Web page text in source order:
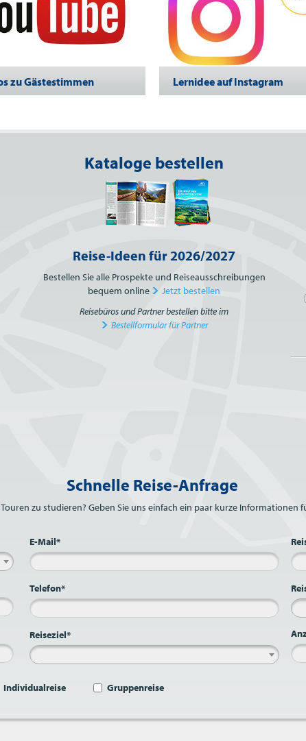
zu Gästestimmen Lernidee auf Instagram
Kataloge bestellen
Reise-Ideen für 2026/2027
Bestellen Sie alle Prospekte und Reiseausschreibungen
bequem online
Jetzt bestellen
Reisebüros und Partner bestellen bitte im
Bestellformular für Partner
Schnelle Reise-Anfrage
zu studieren? Geben Sie uns einfach ein paar kurze Informationen
E-Mail*
Telefon*
Reiseziel*
Individualreise
Gruppenreise